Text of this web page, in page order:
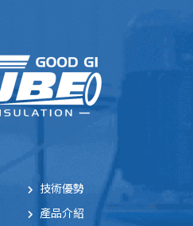
技術優勢
產品介紹